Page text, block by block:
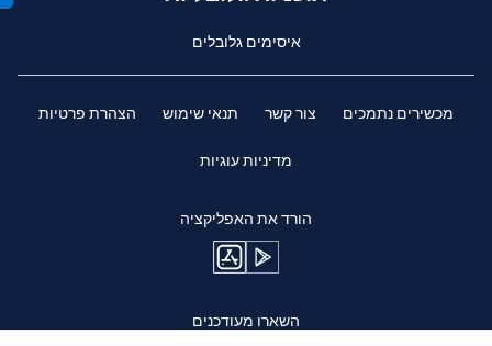
איסימים גלובלים
מכשירים נתמכים צור קשר תנאי שימוש הצהרת פרטיות
מדיניות עוגיות
הורד את האפליקציה
השארו מעודכנים